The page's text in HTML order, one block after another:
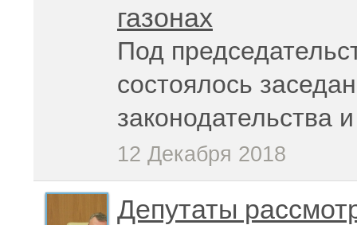
газонах
Под
состоялось
законодательства
12 Декабря 2018
Депутаты